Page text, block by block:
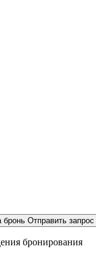
бронь Отправить запрос
бронирования